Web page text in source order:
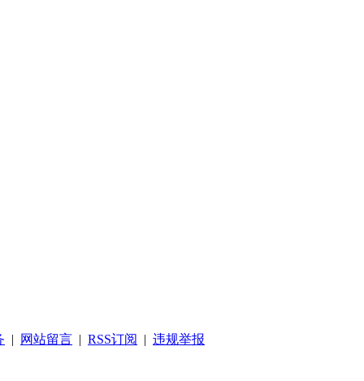
| 网站留言 | RSS订阅 | 违规举报